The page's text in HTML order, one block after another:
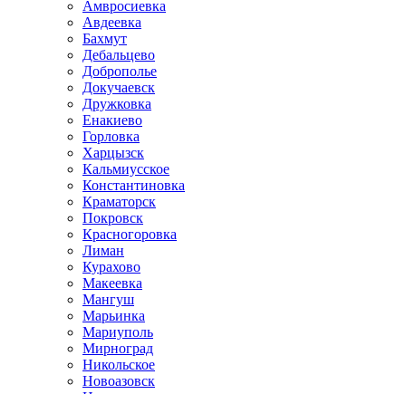
Амвросиевка
Авдеевка
Бахмут
Дебальцево
Доброполье
Докучаевск
Дружковка
Енакиево
Горловка
Харцызск
Кальмиусское
Константиновка
Краматорск
Покровск
Красногоровка
Лиман
Курахово
Макеевка
Мангуш
Марьинка
Мариуполь
Мирноград
Никольское
Новоазовск